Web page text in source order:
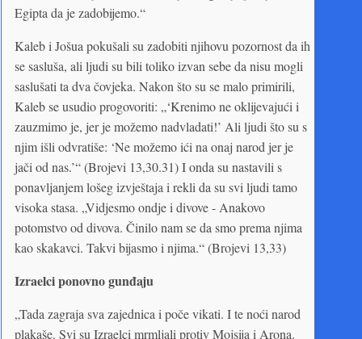
Egipta da je zadobijemo.“
Kaleb i Jošua pokušali su zadobiti njihovu pozornost da ih
se sasluša, ali ljudi su bili toliko izvan sebe da nisu mogli
saslušati ta dva čovjeka. Nakon što su se malo primirili,
Kaleb se usudio progovoriti: „‘Krenimo ne oklijevajući i
zauzmimo je, jer je možemo nadvladati!’ Ali ljudi što su s
njim išli odvratiše: ‘Ne možemo ići na onaj narod jer je
jači od nas.’“ (Brojevi 13,30.31) I onda su nastavili s
ponavljanjem lošeg izvještaja i rekli da su svi ljudi tamo
visoka stasa. „Vidjesmo ondje i divove - Anakovo
potomstvo od divova. Činilo nam se da smo prema njima
kao skakavci. Takvi bijasmo i njima.“ (Brojevi 13,33)
Izraelci ponovno gunđaju
„Tada zagraja sva zajednica i poče vikati. I te noći narod
plakaše. Svi su Izraelci mrmljali protiv Mojsija i Arona.